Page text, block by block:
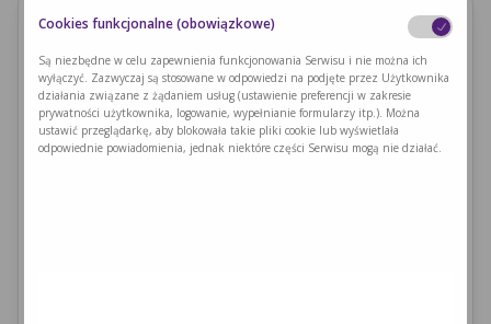
marchew - 50 g
papier ryżowy - 12 g (4 małe arkusze)
brokuł - 50 g
cukinia - 100 g
Cookies funkcjonalne (obowiązkowe)
Są niezbędne w celu zapewnienia funkcjonowania Serwisu i nie można ich
wyłączyć. Zazwyczaj są stosowane w odpowiedzi na podjęte przez Użytkownika
działania związane z żądaniem usług (ustawienie preferencji w zakresie
prywatności użytkownika, logowanie, wypełnianie formularzy itp.). Można
ustawić przeglądarkę, aby blokowała takie pliki cookie lub wyświetlała
odpowiednie powiadomienia, jednak niektóre części Serwisu mogą nie działać.